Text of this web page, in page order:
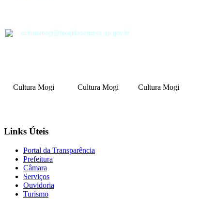
culturamogi@mogidascruzes.sp.gov.br
Cultura Mogi Cultura Mogi Cultura Mogi
Links Úteis
Portal da Transparência
Prefeitura
Câmara
Serviços
Ouvidoria
Turismo